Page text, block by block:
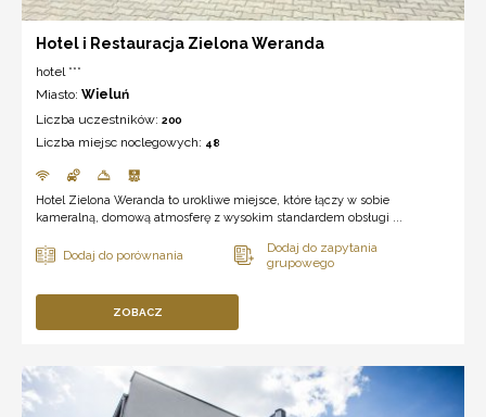
Hotel i Restauracja Zielona Weranda
hotel ***
Miasto: Wieluń
Liczba uczestników: 200
Liczba miejsc noclegowych: 48
Hotel Zielona Weranda to urokliwe miejsce, które łączy w sobie
kameralną, domową atmosferę z wysokim standardem obsługi ...
ZOBACZ